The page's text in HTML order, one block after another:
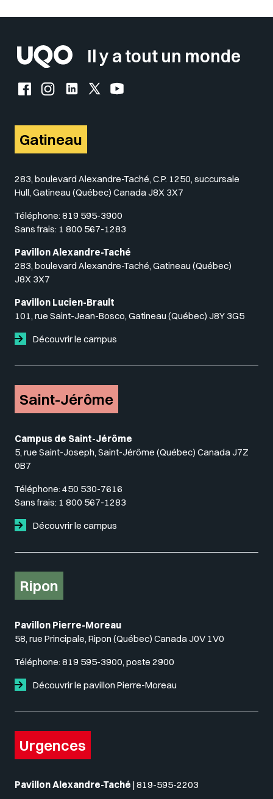
Il y a tout un monde
Facebook de l'UQO
Instagram de l'UQO
LinkedIn de l'UQO
X (Twitter) de l'UQO
YouTube de l'UQO
Gatineau
283, boulevard Alexandre-Taché, C.P. 1250, succursale
Hull, Gatineau (Québec) Canada J8X 3X7
Téléphone: 819 595-3900
Sans frais: 1 800 567-1283
Pavillon Alexandre-Taché
283, boulevard Alexandre-Taché, Gatineau (Québec)
J8X 3X7
Pavillon Lucien-Brault
101, rue Saint-Jean-Bosco, Gatineau (Québec) J8Y 3G5
Découvrir le campus
Saint-Jérôme
Campus de Saint-Jérôme
5, rue Saint-Joseph, Saint-Jérôme (Québec) Canada J7Z
0B7
Téléphone: 450 530-7616
Sans frais: 1 800 567-1283
Découvrir le campus
Ripon
Pavillon Pierre-Moreau
58, rue Principale, Ripon (Québec) Canada J0V 1V0
Téléphone: 819 595-3900, poste 2900
Découvrir le pavillon Pierre-Moreau
Urgences
Pavillon Alexandre-Taché | 819-595-2203